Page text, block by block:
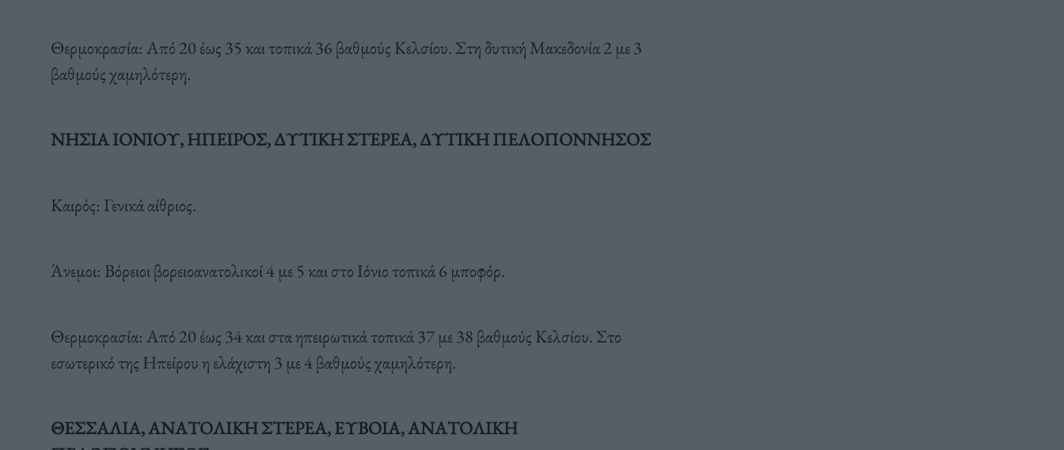
Θερμοκρασία: Από 20 έως 35 και τοπικά 36 βαθμούς Κελσίου. Στη δυτική Μακεδονία 2 με 3
βαθμούς χαμηλότερη.
ΝΗΣΙΑ ΙΟΝΙΟΥ, ΗΠΕΙΡΟΣ, ΔΥΤΙΚΗ ΣΤΕΡΕΑ, ΔΥΤΙΚΗ ΠΕΛΟΠΟΝΝΗΣΟΣ
Καιρός: Γενικά αίθριος.
Άνεμοι: Βόρειοι βορειοανατολικοί 4 με 5 και στο Ιόνιο τοπικά 6 μποφόρ.
Θερμοκρασία: Από 20 έως 34 και στα ηπειρωτικά τοπικά 37 με 38 βαθμούς Κελσίου. Στο
εσωτερικό της Ηπείρου η ελάχιστη 3 με 4 βαθμούς χαμηλότερη.
ΘΕΣΣΑΛΙΑ, ΑΝΑΤΟΛΙΚΗ ΣΤΕΡΕΑ, ΕΥΒΟΙΑ, ΑΝΑΤΟΛΙΚΗ